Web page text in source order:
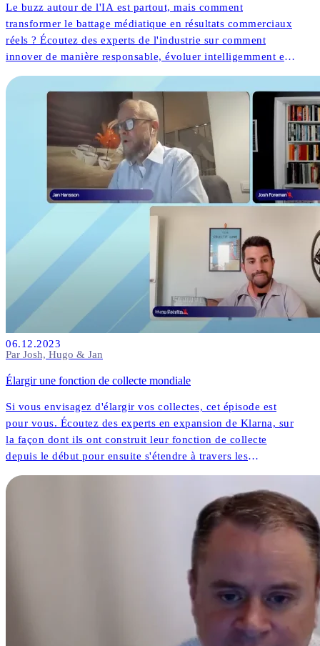
Le buzz autour de l'IA est partout, mais comment
transformer le battage médiatique en résultats commerciaux
réels ? Écoutez des experts de l'industrie sur comment
innover de manière responsable, évoluer intelligemment et
pour l'avenir ?
06.12.2023
Par Josh, Hugo & Jan
Élargir une fonction de collecte mondiale
Si vous envisagez d'élargir vos collectes, cet épisode est
pour vous. Écoutez des experts en expansion de Klarna, sur
la façon dont ils ont construit leur fonction de collecte
depuis le début pour ensuite s'étendre à travers les